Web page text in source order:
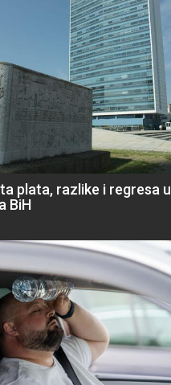
plata, razlike i regresa u
BiH